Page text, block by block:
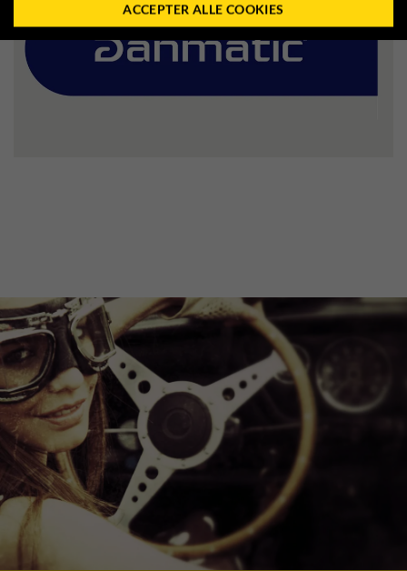
ACCEPTER ALLE COOKIES